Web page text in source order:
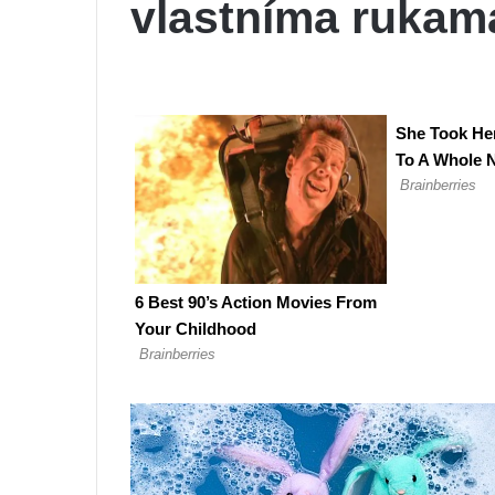
vlastníma